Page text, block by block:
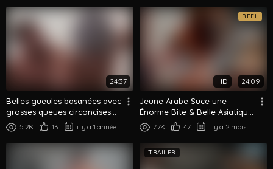
24:37
Belles gueules basanées avec
grosses queues circoncises
pour une baise arabe
bareback
5.2K 13 il y a 1 année
REEL
HD 24:09
Jeune Arabe Suce une
Énorme Bite & Belle Asiatique
Prend une Grosse Queue en
Levrette
7.7K 47 il y a 2 mois
TRAILER